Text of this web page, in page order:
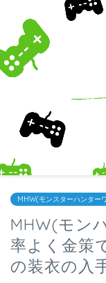
MHW(モンスターハンター
MHW(モン
率よく金策
の装衣の入